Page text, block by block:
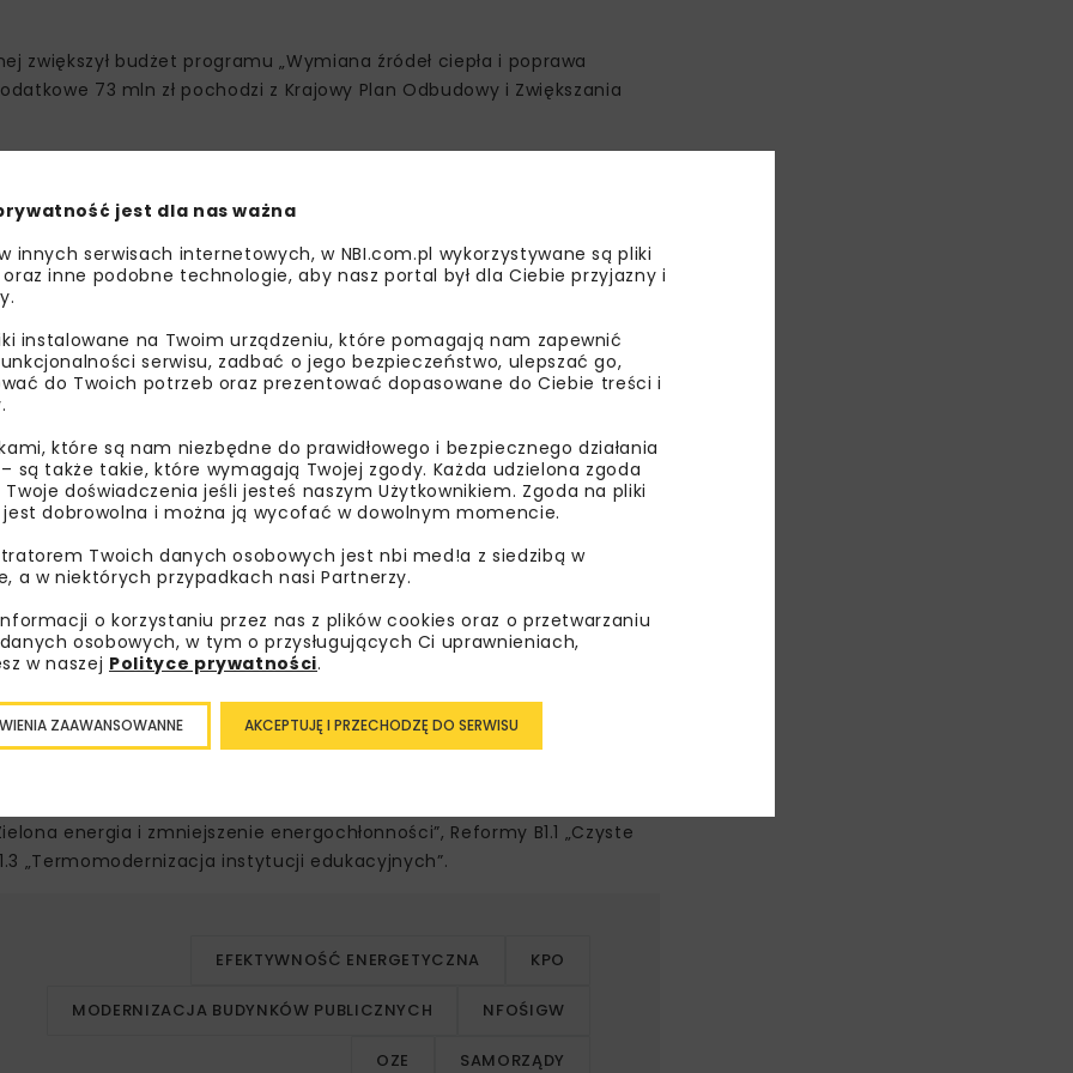
zwiększył budżet programu „Wymiana źródeł ciepła i poprawa
73 mln zł pochodzi z Krajowy Plan Odbudowy i Zwiększania
i magazynów energii.
audytu energetycznego, potwierdzającego redukcję
energię końcową o minimum 25%. Inwestycje muszą być zgodne
dla samorządów
środków KPO. Termomodernizacja szkół i przedszkoli przyczynia się
emisji CO₂ oraz poprawy jakości powietrza w lokalnych
energia i zmniejszenie energochłonności”, Reformy B1.1 „Czyste
„Termomodernizacja instytucji edukacyjnych”.
EFEKTYWNOŚĆ ENERGETYCZNA KPO
MODERNIZACJA BUDYNKÓW PUBLICZNYCH NFOŚIGW
OZE SAMORZĄDY
jest dla nas ważna
innych serwisach internetowych, w NBI.com.pl wykorzystywane są pliki
inne podobne technologie, aby nasz portal był dla Ciebie przyjazny i
instalowane na Twoim urządzeniu, które pomagają nam zapewnić
serwisu, zadbać o jego bezpieczeństwo, ulepszać go,
do Twoich potrzeb oraz prezentować dopasowane do Ciebie treści i
które są nam niezbędne do prawidłowego i bezpiecznego działania
są także takie, które wymagają Twojej zgody. Każda udzielona zgoda
doświadczenia jeśli jesteś naszym Użytkownikiem. Zgoda na pliki
dobrowolna i można ją wycofać w dowolnym momencie.
Twoich danych osobowych jest nbi med!a z siedzibą w
a w niektórych przypadkach nasi Partnerzy.
o korzystaniu przez nas z plików cookies oraz o przetwarzaniu
osobowych, w tym o przysługujących Ci uprawnieniach,
w naszej Polityce prywatności.
AKCEPTUJĘ I PRZECHODZĘ DO SERWISU
ZAAWANSOWANNE